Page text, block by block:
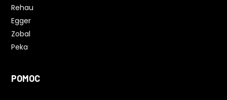
Rehau
Egger
Zobal
Peka
POMOC